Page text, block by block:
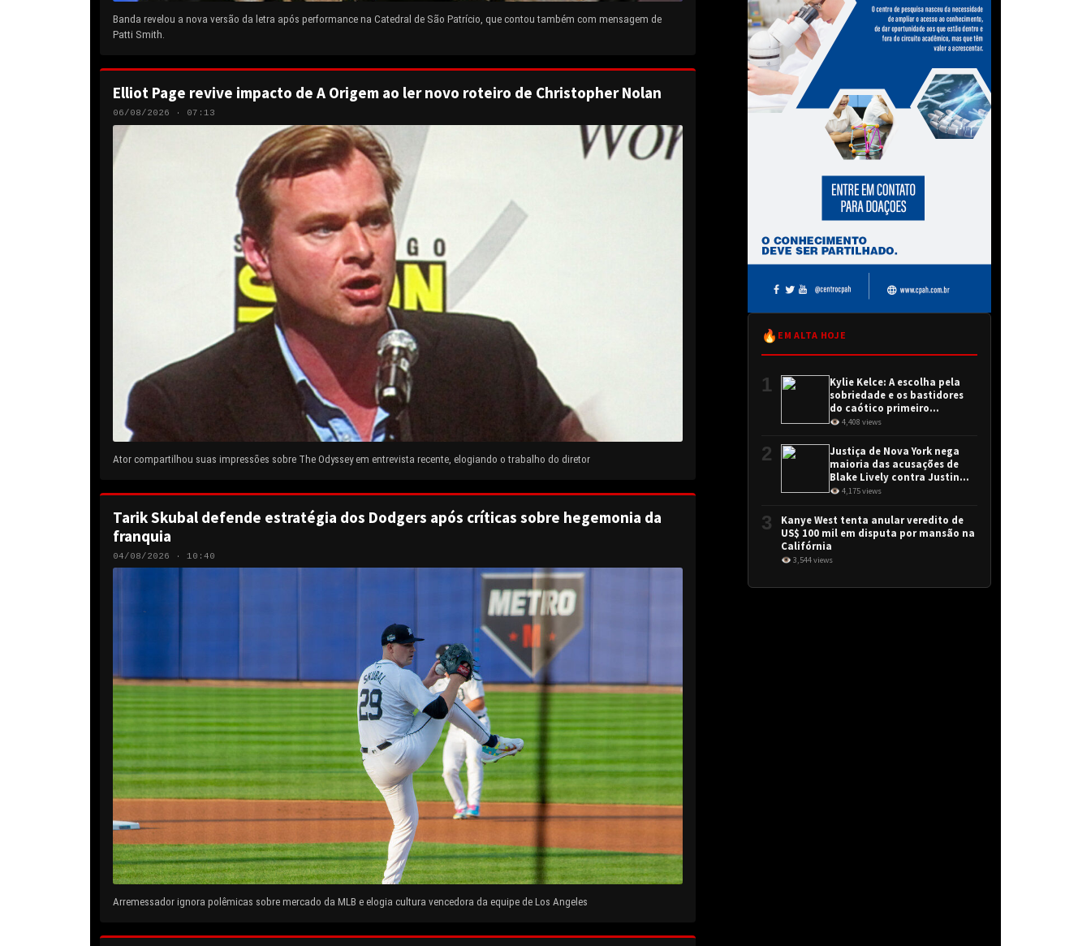
Banda revelou a nova versão da letra após performance na Catedral de São Patrício, que contou também com mensagem de
Patti Smith.
Elliot Page revive impacto de A Origem ao ler novo roteiro de Christopher Nolan
06/08/2026 · 07:13
Ator compartilhou suas impressões sobre The Odyssey em entrevista recente, elogiando o trabalho do diretor
Tarik Skubal defende estratégia dos Dodgers após críticas sobre hegemonia da
franquia
04/08/2026 · 10:40
Arremessador ignora polêmicas sobre mercado da MLB e elogia cultura vencedora da equipe de Los Angeles
🔥 EM ALTA HOJE
1
Kylie Kelce: A escolha pela
sobriedade e os bastidores
do caótico primeiro
encontro
👁 4,408 views
2
Justiça de Nova York nega
maioria das acusações de
Blake Lively contra Justin
Baldoni
👁 4,175 views
3
Kanye West tenta anular veredito de
US$ 100 mil em disputa por mansão na
Califórnia
👁 3,544 views